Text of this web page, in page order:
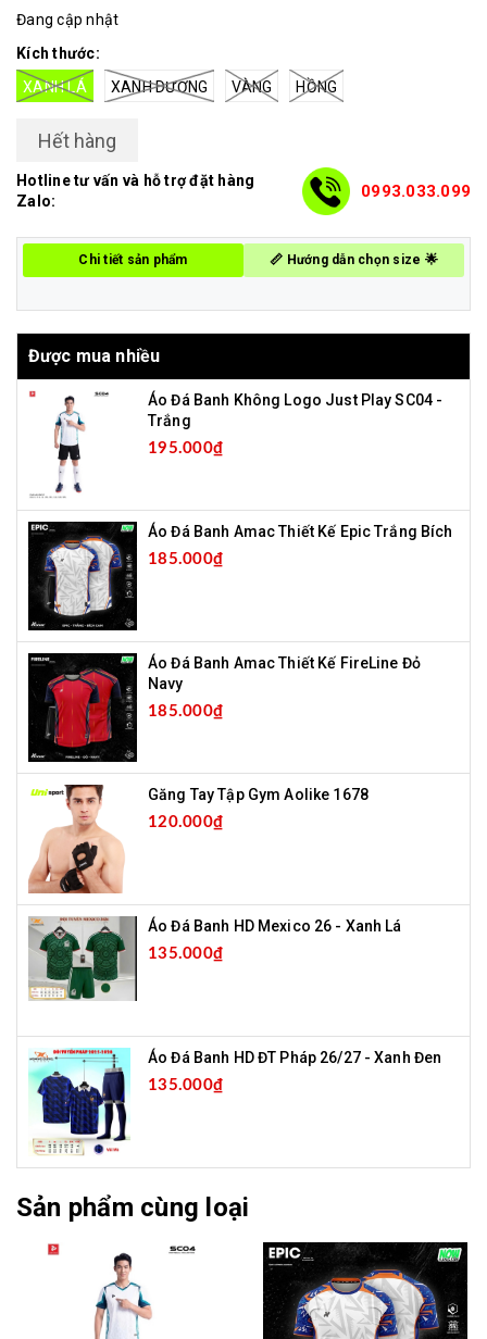
Đang cập nhật
Kích thước:
XANH LÁ
XANH DƯƠNG VÀNG HỒNG
Hết hàng
Hotline tư vấn và hỗ trợ đặt hàng
Zalo:
0993.033.099
Chi tiết sản phẩm 📏 Hướng dẫn chọn size 🌟
Được mua nhiều
Áo Đá Banh Không Logo Just Play SC04 -
Trắng
195.000₫
Áo Đá Banh Amac Thiết Kế Epic Trắng Bích
185.000₫
Áo Đá Banh Amac Thiết Kế FireLine Đỏ
Navy
185.000₫
Găng Tay Tập Gym Aolike 1678
120.000₫
Áo Đá Banh HD Mexico 26 - Xanh Lá
135.000₫
Áo Đá Banh HD ĐT Pháp 26/27 - Xanh Đen
135.000₫
Sản phẩm cùng loại